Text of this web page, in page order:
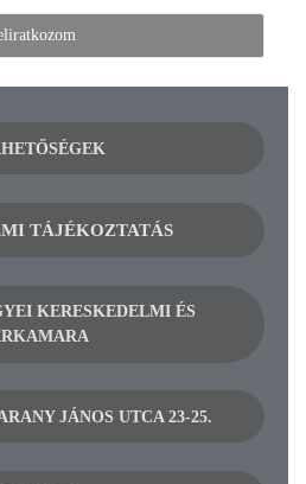
TÁJÉKOZTATÁS
KERESKEDELMI ÉS
JÁNOS UTCA 23-25.